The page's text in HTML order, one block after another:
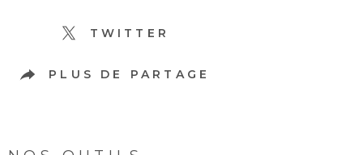
TWITTER
PLUS DE PARTAGE